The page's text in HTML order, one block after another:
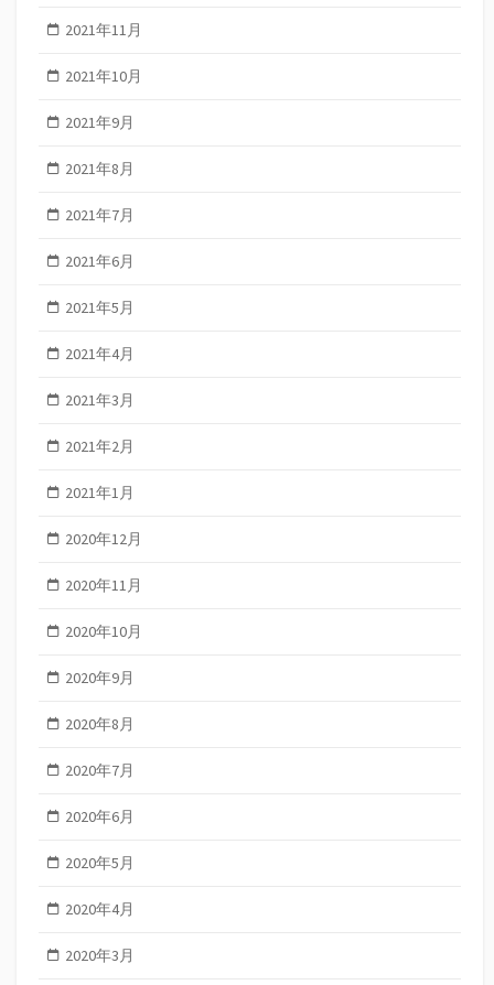
2021年11月
2021年10月
2021年9月
2021年8月
2021年7月
2021年6月
2021年5月
2021年4月
2021年3月
2021年2月
2021年1月
2020年12月
2020年11月
2020年10月
2020年9月
2020年8月
2020年7月
2020年6月
2020年5月
2020年4月
2020年3月